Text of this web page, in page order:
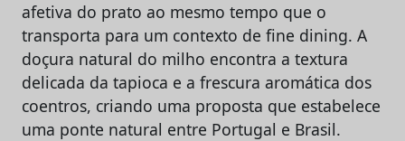
afetiva do prato ao mesmo tempo que o
transporta para um contexto de fine dining. A
doçura natural do milho encontra a textura
delicada da tapioca e a frescura aromática dos
coentros, criando uma proposta que estabelece
uma ponte natural entre Portugal e Brasil.